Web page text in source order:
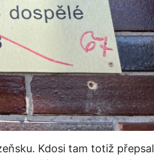
Kdosi tam totiž přepsal